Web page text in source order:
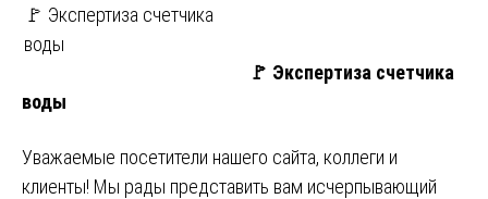
🚩 Экспертиза счетчика
воды
🚩 Экспертиза счетчика
воды
Уважаемые посетители нашего сайта, коллеги и
клиенты! Мы рады представить вам исчерпывающий